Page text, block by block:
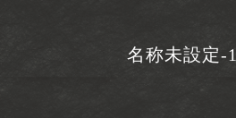
名称未設定-